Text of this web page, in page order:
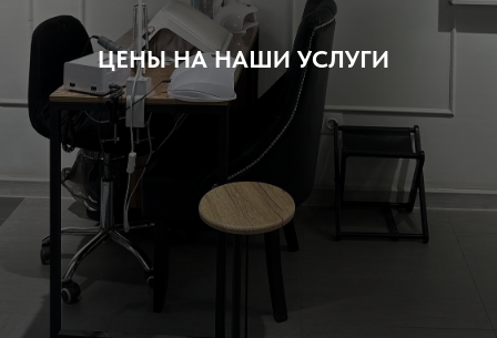
ЦЕНЫ НА НАШИ УСЛУГИ